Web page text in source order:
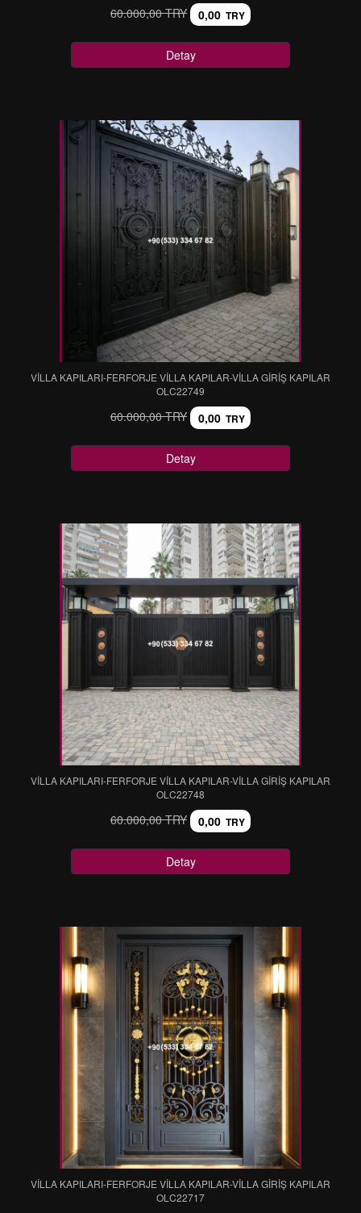
60.000,00 TRY 0,00 TRY
Detay
VİLLA KAPILARI-FERFORJE VİLLA KAPILAR-VİLLA GİRİŞ KAPILAR
OLC22749
60.000,00 TRY 0,00 TRY
Detay
VİLLA KAPILARI-FERFORJE VİLLA KAPILAR-VİLLA GİRİŞ KAPILAR
OLC22748
60.000,00 TRY 0,00 TRY
Detay
VİLLA KAPILARI-FERFORJE VİLLA KAPILAR-VİLLA GİRİŞ KAPILAR
OLC22717